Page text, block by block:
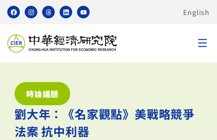
English
時論議題
劉大年：《名家觀點》美戰略競爭
法案 抗中利器